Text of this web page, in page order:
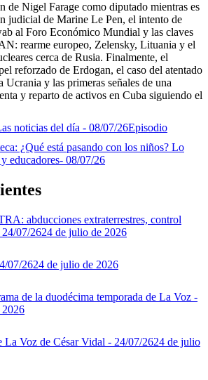
de Nigel Farage como diputado mientras es
judicial de Marine Le Pen, el intento de
al Foro Económico Mundial y las claves
rearme europeo, Zelensky, Lituania y el
cerca de Rusia. Finalmente, el
reforzado de Erdogan, el caso del atentado
y las primeras señales de una
y reparto de activos en Cuba siguiendo el
noticias del día - 08/07/26Episodio
¿Qué está pasando con los niños? Lo
educadores- 08/07/26
abducciones extraterrestres, control
07/2624 de julio de 2026
07/2624 de julio de 2026
de la duodécima temporada de La Voz -
La Voz de César Vidal - 24/07/2624 de julio